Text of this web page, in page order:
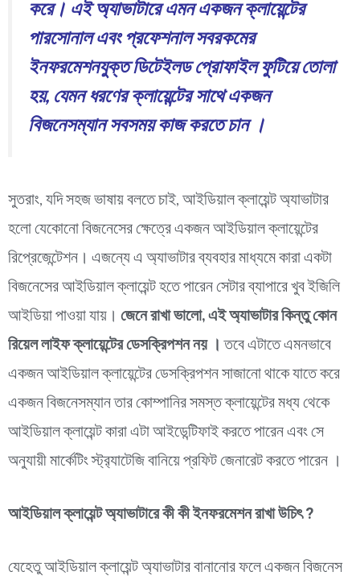
করে। এই অ্যাভাটারে এমন একজন ক্লায়েন্টের
পারসোনাল এবং প্রফেশনাল সবরকমের
ইনফরমেশনযুক্ত ডিটেইলড প্রোফাইল ফুটিয়ে তোলা
হয়, যেমন ধরণের ক্লায়েন্টের সাথে একজন
বিজনেসম্যান সবসময় কাজ করতে চান ।
সুতরাং, যদি সহজ ভাষায় বলতে চাই, আইডিয়াল ক্লায়েন্ট অ্যাভাটার
হলো যেকোনো বিজনেসের ক্ষেত্রে একজন আইডিয়াল ক্লায়েন্টের
রিপ্রেজেন্টেশন। এজন্যে এ অ্যাভাটার ব্যবহার মাধ্যমে কারা একটা
বিজনেসের আইডিয়াল ক্লায়েন্ট হতে পারেন সেটার ব্যাপারে খুব ইজিলি
আইডিয়া পাওয়া যায়। জেনে রাখা ভালো, এই অ্যাভাটার কিন্তু কোন
রিয়েল লাইফ ক্লায়েন্টের ডেসক্রিপশন নয় ।
তবে এটাতে এমনভাবে
একজন আইডিয়াল ক্লায়েন্টের ডেসক্রিপশন সাজানো থাকে যাতে করে
একজন বিজনেসম্যান তার কোম্পানির সমস্ত ক্লায়েন্টের মধ্য থেকে
আইডিয়াল ক্লায়েন্ট কারা এটা আইডেন্টিফাই করতে পারেন এবং সে
অনুযায়ী মার্কেটিং স্ট্র‍্যাটেজি বানিয়ে প্রফিট জেনারেট করতে পারেন ।
আইডিয়াল ক্লায়েন্ট অ্যাভাটারে কী কী ইনফরমেশন রাখা উচিৎ ?
যেহেতুআইডিয়াল ক্লায়েন্ট অ্যাভাটার বানানোর ফলে একজন বিজনেস